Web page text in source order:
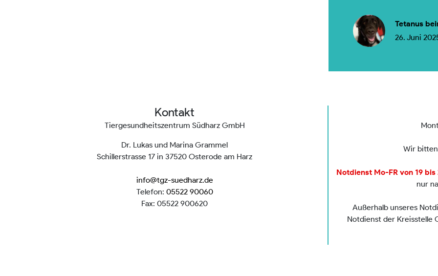
Tetanus
26. Juni
Kontakt
Tiergesundheitszentrum Südharz GmbH
Dr. Lukas und Marina Grammel
Schillerstrasse 17 in 37520 Osterode am Harz
info@tgz-suedharz.de
Telefon: 05522 90060
Fax: 05522 900620
Wir
Notdienst Mo-FR von 19
nur
Außerhalb unseres
Notdienst der Kreisstelle